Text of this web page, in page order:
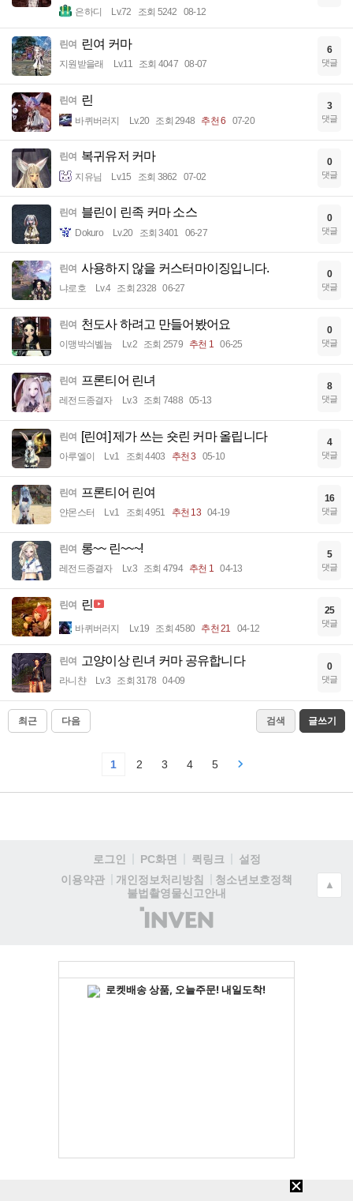
은하디 Lv.72 조회 5242 08-12
린여 린여 커마
지원받을래 Lv.11 조회 4047 08-07
6
댓글
린여 린
바퀴버러지 Lv.20 조회 2948 추천 6 07-20
3
댓글
린여 복귀유저 커마
지유님 Lv.15 조회 3862 07-02
0
댓글
린여 블린이 린족 커마 소스
Dokuro Lv.20 조회 3401 06-27
0
댓글
린여 사용하지 않을 커스터마이징입니다.
냐로호 Lv.4 조회 2328 06-27
0
댓글
린여 천도사 하려고 만들어봤어요
이맹박싀벨늠 Lv.2 조회 2579 추천 1 06-25
0
댓글
린여 프론티어 린녀
레전드종결자 Lv.3 조회 7488 05-13
8
댓글
린여 [린여] 제가 쓰는 숏린 커마 올립니다
아루엘이 Lv.1 조회 4403 추천 3 05-10
4
댓글
린여 프론티어 린여
얀몬스터 Lv.1 조회 4951 추천 13 04-19
16
댓글
린여 롱~~ 린~~~!
레전드종결자 Lv.3 조회 4794 추천 1 04-13
5
댓글
린여 린
바퀴버러지 Lv.19 조회 4580 추천 21 04-12
25
댓글
린여 고양이상 린녀 커마 공유합니다
라니챤 Lv.3 조회 3178 04-09
0
댓글
최근 다음 검색 글쓰기
1 2 3 4 5
로그인 PC화면 퀵링크
설정
이용약관
개인정보처리방침
청소년보호정책
불법촬영물신고안내
(주)
인
▲